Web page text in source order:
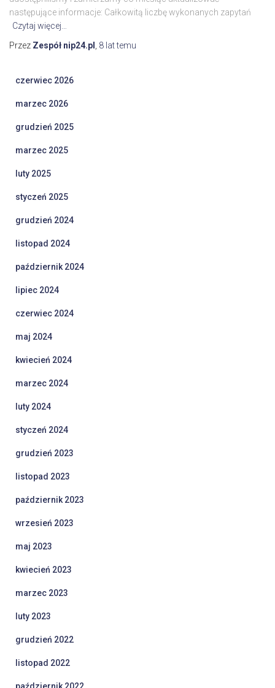
następujące informacje: Całkowitą liczbę wykonanych zapytań
Czytaj więcej…
Przez Zespół nip24.pl 8 lattemu
czerwiec 2026
marzec 2026
grudzień 2025
marzec 2025
luty 2025
styczeń 2025
grudzień 2024
listopad 2024
październik 2024
lipiec 2024
czerwiec 2024
maj 2024
kwiecień 2024
marzec 2024
luty 2024
styczeń 2024
grudzień 2023
listopad 2023
październik 2023
wrzesień 2023
maj 2023
kwiecień 2023
marzec 2023
luty 2023
grudzień 2022
listopad 2022